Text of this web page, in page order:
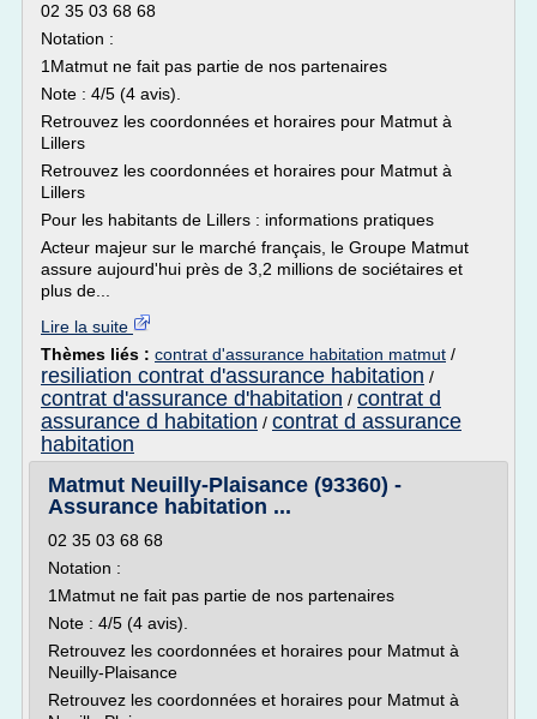
02 35 03 68 68
Notation :
1Matmut ne fait pas partie de nos partenaires
Note : 4/5 (4 avis).
Retrouvez les coordonnées et horaires pour Matmut à
Lillers
Retrouvez les coordonnées et horaires pour Matmut à
Lillers
Pour les habitants de Lillers : informations pratiques
Acteur majeur sur le marché français, le Groupe Matmut
assure aujourd'hui près de 3,2 millions de sociétaires et
plus de...
Lire la suite
Thèmes liés : contrat d'assurance habitation matmut /
resiliation contrat d'assurance habitation /
contrat d'assurance d'habitation / contrat d
assurance d habitation / contrat d assurance
habitation
Matmut Neuilly-Plaisance (93360) -
Assurance habitation ...
02 35 03 68 68
Notation :
1Matmut ne fait pas partie de nos partenaires
Note : 4/5 (4 avis).
Retrouvez les coordonnées et horaires pour Matmut à
Neuilly-Plaisance
Retrouvez les coordonnées et horaires pour Matmut à